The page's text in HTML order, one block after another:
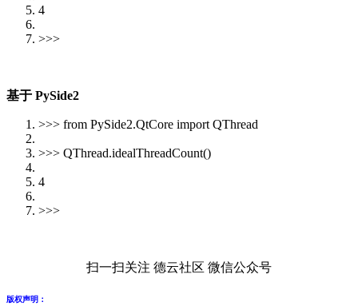
4
>>>
基于 PySide2
>>> from PySide2.QtCore import QThread
>>> QThread.idealThreadCount()
4
>>>
扫一扫关注 德云社区 微信公众号
版权声明：